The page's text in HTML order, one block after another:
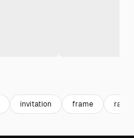
invitation frame